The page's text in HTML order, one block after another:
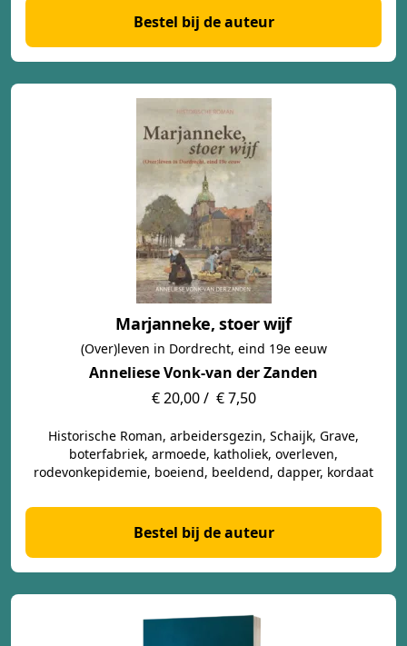
Bestel bij de auteur
Marjanneke, stoer wijf
(Over)leven in Dordrecht, eind 19e eeuw
Anneliese Vonk-van der Zanden
€ 20,00 / € 7,50
Historische Roman, arbeidersgezin, Schaijk, Grave,
boterfabriek, armoede, katholiek, overleven,
rodevonkepidemie, boeiend, beeldend, dapper, kordaat
Bestel bij de auteur